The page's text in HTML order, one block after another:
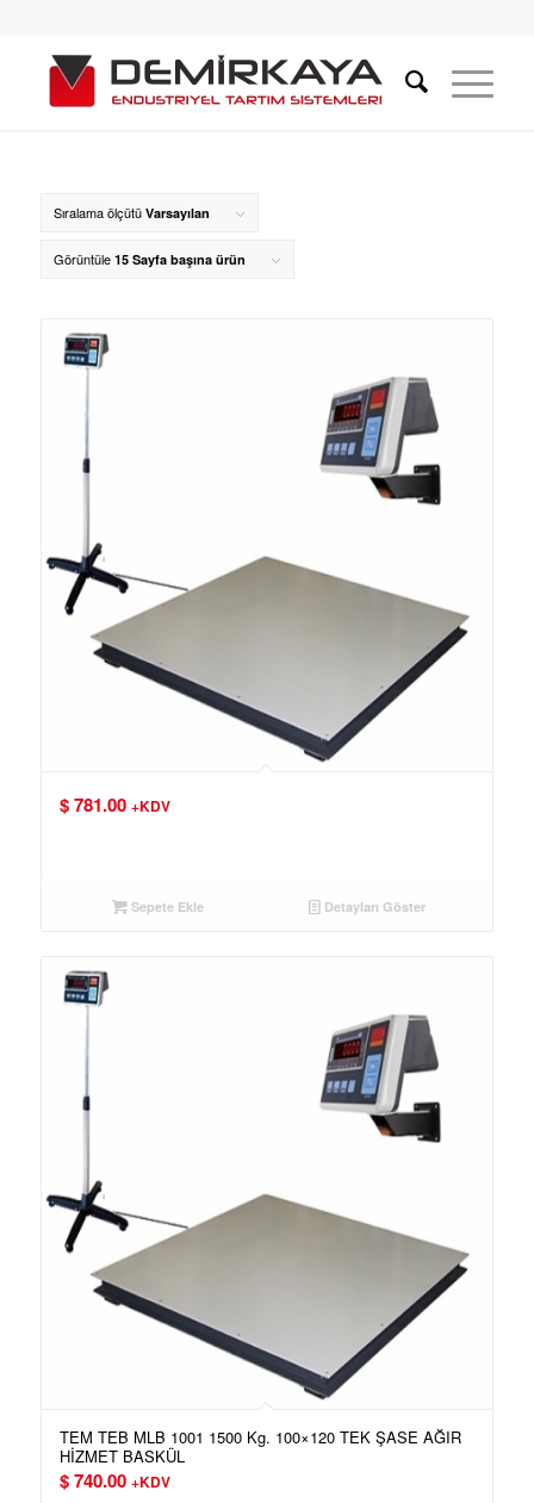
Sıralama ölçütü Varsayılan
Görüntüle 15 Sayfa başına ürün
$781.00 +KDV
Sepete Ekle Detayları Göster
TEM TEB MLB 1001 1500 Kg. 100×120 TEK ŞASE AĞIR
HİZMET BASKÜL
$740.00 +KDV